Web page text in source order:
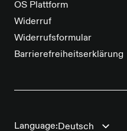
OS Plattform
Widerruf
Widerrufsformular
Barrierefreiheitserklärung
Language: